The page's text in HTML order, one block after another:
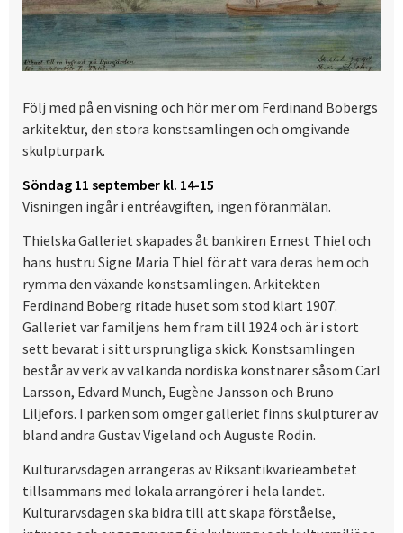
Följ med på en visning och hör mer om Ferdinand Bobergs
arkitektur, den stora konstsamlingen och omgivande
skulpturpark.
Söndag 11 september kl. 14-15
Visningen ingår i entréavgiften, ingen föranmälan.
Thielska Galleriet skapades åt bankiren Ernest Thiel och
hans hustru Signe Maria Thiel för att vara deras hem och
rymma den växande konstsamlingen. Arkitekten
Ferdinand Boberg ritade huset som stod klart 1907.
Galleriet var familjens hem fram till 1924 och är i stort
sett bevarat i sitt ursprungliga skick. Konstsamlingen
består av verk av välkända nordiska konstnärer såsom Carl
Larsson, Edvard Munch, Eugène Jansson och Bruno
Liljefors. I parken som omger galleriet finns skulpturer av
bland andra Gustav Vigeland och Auguste Rodin.
Kulturarvsdagen arrangeras av Riksantikvarieämbetet
tillsammans med lokala arrangörer i hela landet.
Kulturarvsdagen ska bidra till att skapa förståelse,